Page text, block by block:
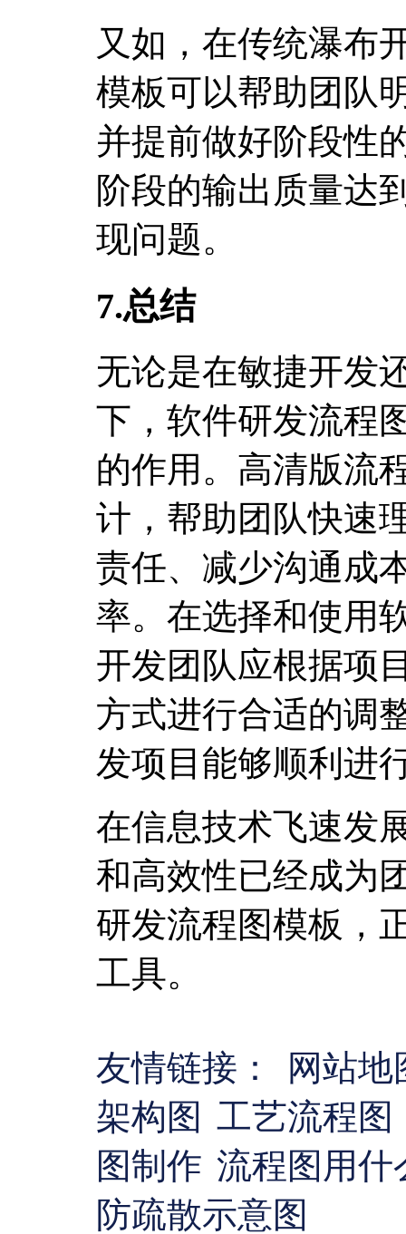
又如，在传统瀑布
模板可以帮助团队
并提前做好阶段性
阶段的输出质量达
现问题。
7.总结
无论是在敏捷开发
下，软件研发流程
的作用。高清版流
计，帮助团队快速
责任、减少沟通成
率。在选择和使用
开发团队应根据项
方式进行合适的调
发项目能够顺利进
在信息技术飞速发
和高效性已经成为
研发流程图模板，
工具。
友情链接：
网站
架构图 工艺流程图
图制作 流程图用
防疏散示意图